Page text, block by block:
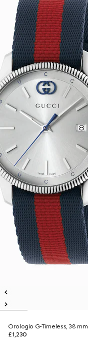
Orologio G-Timeless, 38 mm
£1,230